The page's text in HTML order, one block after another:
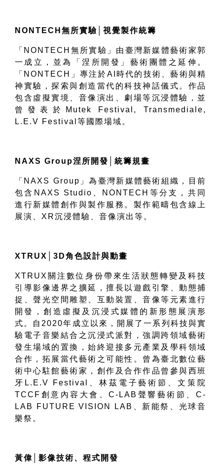
NONTECH 無所實驗 視覺製作統籌
「 NONTECH 無所實驗」由臺灣新媒體藝術家郭
一成立，並為「涅所開發」藝術團體之延伸。
「 NONTECH 」專注於AI 時代的技術、藝術與精
神實驗，探索與創造當代的科技神話儀式。作品
包含虛擬實境、音像演出、劇場等沉浸體驗，並
曾發表於
Mutek Festival, Transmediale,
L.E.V Festival 等國際場域。
NAXS Group涅所開發 統籌規畫
「 NAXS Group 」為臺灣新媒體藝術組織，目前
包含 NAXS Studio NONTECH 等分支，共同
進行新媒體創作與製作服務。製作範疇包含線上
展演、 XR沉浸體驗、音像演出等。
XTRUX│3D角色設計與動畫
XTRUX 關注數位身份帶來生活狀態轉變及科技
引導影像邊界之擴延，擅長以遊戲引擎、動態捕
捉、聲光空間雕塑、互動裝置、音像等元素進行
開發，創造虛擬及沉浸式媒體的新形態展演形
式。自 2020年成立以來，開展了一系列科技與實
驗電子音樂結合之沉浸式派對，強調跨領域藝術
發生場域的置換，始終迎接多元產業及學科領域
合作，拓展當代藝術之可能性。曾為臺北數位藝
術中心駐館藝術家，創作及合作作品曾參與西班
牙 L.E.V Festival
、林茲電子藝術節、文策院
TCCF 創意內容大會、C-LAB 聲響藝術節、C-
LAB FUTURE VISION LAB
、新能祭、光球音
樂祭。
黃偉 影像技術、程式開發